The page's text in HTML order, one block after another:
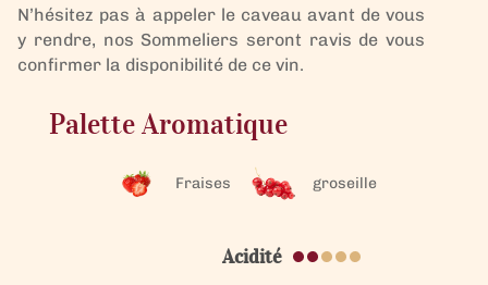
N’hésitez pas à appeler le caveau avant de vous
y rendre, nos Sommeliers seront ravis de vous
confirmer la disponibilité de ce vin.
Palette Aromatique
Fraises groseille
Acidité